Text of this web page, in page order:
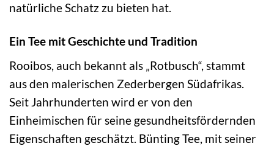
natürliche Schatz zu bieten hat.
Ein Tee mit Geschichte und Tradition
Rooibos, auch bekannt als „Rotbusch“, stammt
aus den malerischen Zederbergen Südafrikas.
Seit Jahrhunderten wird er von den
Einheimischen für seine gesundheitsfördernden
Eigenschaften geschätzt. Bünting Tee, mit seiner